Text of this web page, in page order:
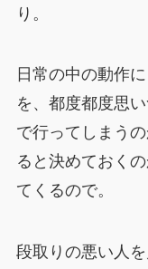
り。
日常の中の動作
を、都度都度思
で行ってしまう
ると決めておく
てくるので。
段取りの悪い人